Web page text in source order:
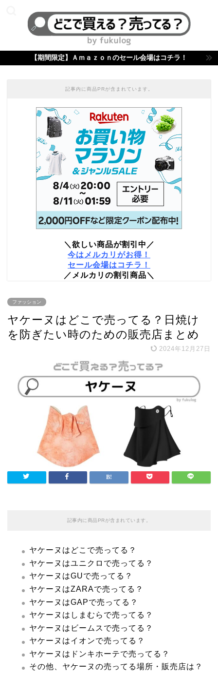
【期間限定】Ａｍａｚｏｎのセール会場はコチラ！
記事内に商品PRが含まれています。
＼欲しい商品が割引中／
今はメルカリがお得！
セール会場はコチラ！
／メルカリの割引商品＼
ファッション
ヤケーヌはどこで売ってる？日焼け
を防ぎたい時のための販売店まとめ
2024年12月27日
記事内に商品PRが含まれています。
ヤケーヌはどこで売ってる？
ヤケーヌはユニクロで売ってる？
ヤケーヌはGUで売ってる？
ヤケーヌはZARAで売ってる？
ヤケーヌはGAPで売ってる？
ヤケーヌはしまむらで売ってる？
ヤケーヌはビームスで売ってる？
ヤケーヌはイオンで売ってる？
ヤケーヌはドンキホーテで売ってる？
その他、ヤケーヌの売ってる場所・販売店は？